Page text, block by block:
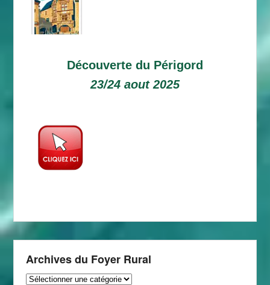
Découverte du Périgord
23/24 aout 2025
Archives du Foyer Rural
Archives